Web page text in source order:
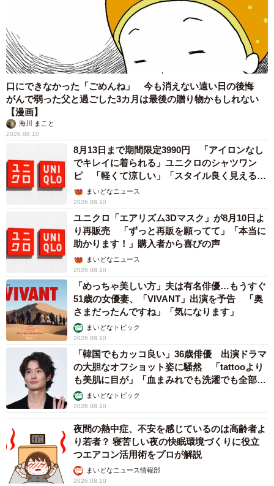
口にできなかった「ごめんね」 今も消えない遠い日の後悔
がんで弱った父と過ごした3カ月は最後の贈り物かもしれない
【漫画】
海川 まこと
2026.08.10
8月13日まで期間限定3990円 「アイロンなし
でキレイに着られる」ユニクロのシャツワン
ピ 「軽くて涼しい」「スタイル良く見える」
の声まいどなニュース
2026.08.10
ユニクロ「エアリズム3Dマスク」が8月10日よ
り再販売 「ずっと再販を願ってて」「本当に
助かります！」購入者から喜びの声
まいどなニュース
2026.08.10
「めっちゃ美しい方」夫は有名俳優…もうすぐ
51歳の女優妻、「VIVANT」出演を予告 「奥
さまだったんですね」「気になります」
まいどなトピック
2026.08.10
「韓国でもカッコ良い」36歳俳優 出演ドラマ
の大胆なオフショット姿に騒然 「tattooより
も美肌に目が」「血まみれでも洗濯でも全部か
っこいい」
まいどなトピック
2026.08.10
夜間の熱中症、不安を感じているのは高齢者よ
り若者？ 寝苦しい夜の快眠環境づくりに役立
つエアコン活用術をプロが解説
まいどなニュース情報部
2026.08.10